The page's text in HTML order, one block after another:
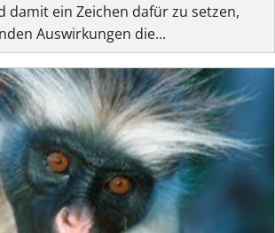
damit ein Zeichen dafür zu setzen,
Auswirkungen die...